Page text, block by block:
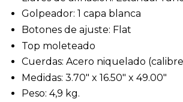
Golpeador: 1 capa blanca
Botones de ajuste: Flat
Top moleteado
Cuerdas: Acero niquelado
Medidas: 3.70″ x 16.50″ x 49.00″
Peso: 4,9 kg.